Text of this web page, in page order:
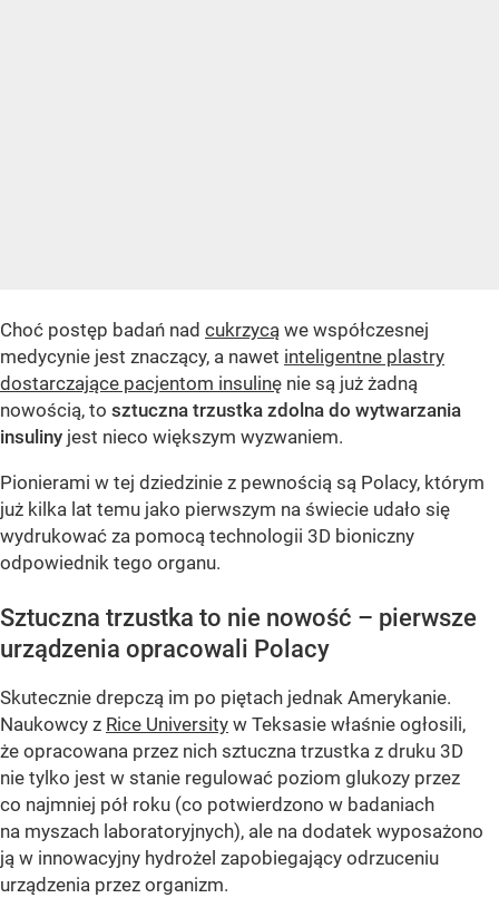
Choć postęp badań nad cukrzycą we współczesnej
medycynie jest znaczący, a nawet inteligentne plastry
dostarczające pacjentom insulinę nie są już żadną
nowością, to sztuczna trzustka zdolna do wytwarzania
insuliny jest nieco większym wyzwaniem.
Pionierami w tej dziedzinie z pewnością są Polacy, którym
już kilka lat temu jako pierwszym na świecie udało się
wydrukować za pomocą technologii 3D bioniczny
odpowiednik tego organu.
Sztuczna trzustka to nie nowość – pierwsze
urządzenia opracowali Polacy
Skutecznie drepczą im po piętach jednak Amerykanie.
Naukowcy z Rice University w Teksasie właśnie ogłosili,
że opracowana przez nich sztuczna trzustka z druku 3D
nie tylko jest w stanie regulować poziom glukozy przez
co najmniej pół roku (co potwierdzono w badaniach
na myszach laboratoryjnych), ale na dodatek wyposażono
ją w innowacyjny hydrożel zapobiegający odrzuceniu
urządzenia przez organizm.